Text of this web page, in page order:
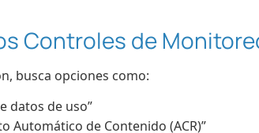
Controles de
busca opciones como:
datos de uso”
Automático de Contenido (ACR)”